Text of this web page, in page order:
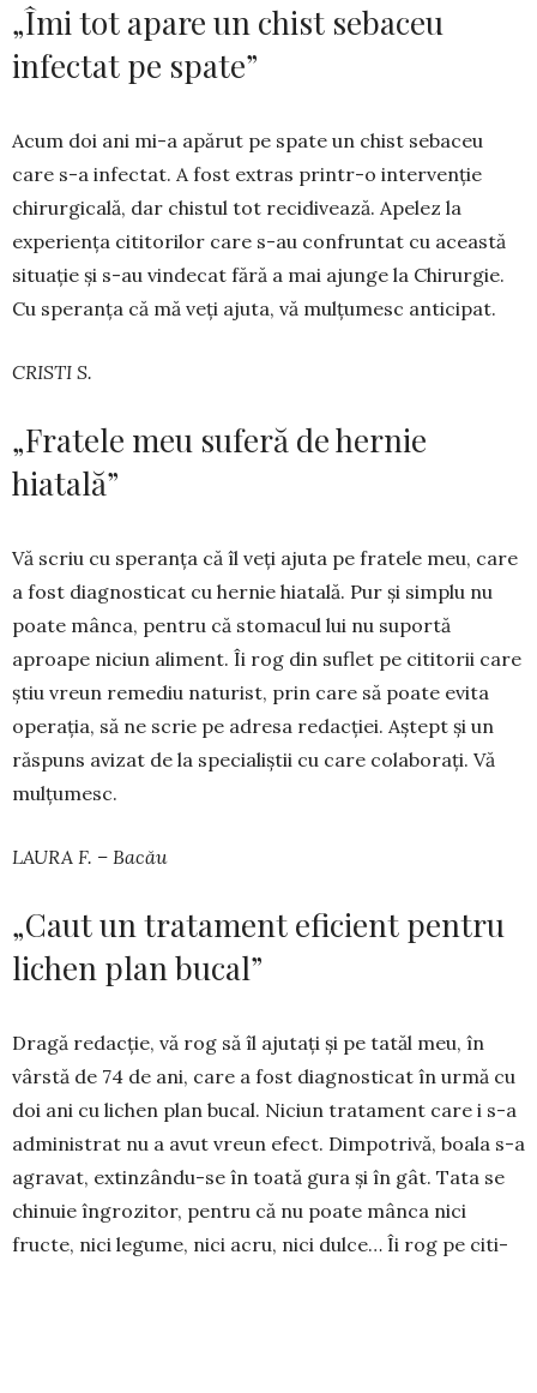
„Îmi tot apare un chist sebaceu
infectat pe spate”
Acum doi ani mi-a apărut pe spate un chist sebaceu
care s-a infectat. A fost extras printr-o inter­venție
chirurgicală, dar chistul tot recidivea­ză. Apelez la
experiența citi­torilor care s-au con­fruntat cu această
situație și s-au vindecat fără a mai ajunge la Chirur­gie.
Cu speranța că mă veți ajuta, vă mulțumesc anticipat.
CRISTI S.
„Fratele meu suferă de hernie
hiatală”
Vă scriu cu spe­ranța că îl veți ajuta pe fratele meu, care
a fost diagnosticat cu hernie hiatală. Pur și simplu nu
poate mânca, pentru că stomacul lui nu suportă
aproape niciun aliment. Îi rog din suflet pe cititorii care
știu vreun remediu na­turist, prin care să poa­te evita
operația, să ne scrie pe adresa re­dacției. Aștept și un
răspuns avizat de la specialiștii cu care cola­borați. Vă
mulțumesc.
LAURA F. – Bacău
„Caut un tratament eficient pentru
lichen plan bucal”
Dragă redacție, vă rog să îl ajutați și pe tatăl meu, în
vârstă de 74 de ani, care a fost diag­nos­ti­cat în urmă cu
doi ani cu lichen plan bucal. Niciun tratament care i s-a
admi­nistrat nu a avut vreun efect. Dimpotrivă, boala s-a
agravat, extin­zându-se în toată gura și în gât. Tata se
chinuie îngrozitor, pentru că nu poate mânca nici
fructe, nici legume, nici acru, nici dulce… Îi rog pe citi­